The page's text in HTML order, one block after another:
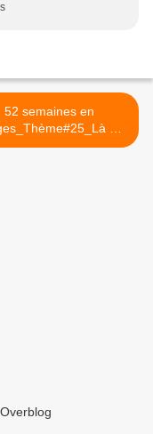
52 semaines en
où
je m'assieds >